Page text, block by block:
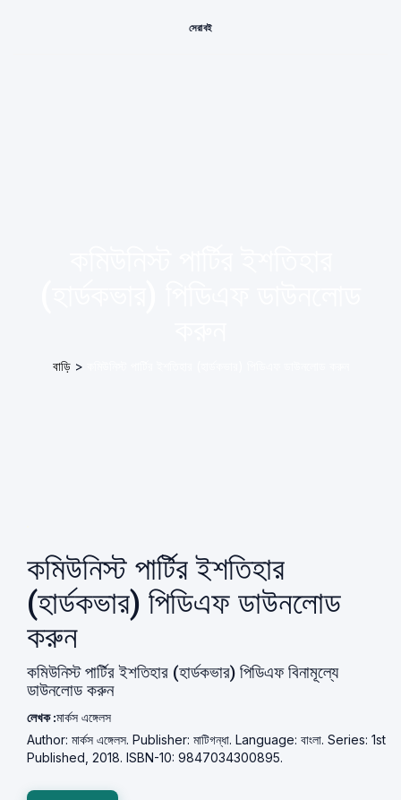
সেরা বই
বাড়ি>
কমিউনিস্ট পার্টির ইশতিহার
(হার্ডকভার) পিডিএফ ডাউনলোড
করুন
কমিউনিস্ট পার্টির ইশতিহার (হার্ডকভার) পিডিএফ বিনামূল্যে
ডাউনলোড করুন
লেখক :মার্কস এঙ্গেলস
Author: মার্কস এঙ্গেলস. Publisher: মাটিগন্ধা. Language: বাংলা. Series: 1st
Published, 2018. ISBN-10: 9847034300895.